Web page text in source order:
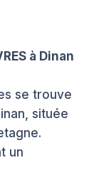
à Dinan
se trouve
située
un